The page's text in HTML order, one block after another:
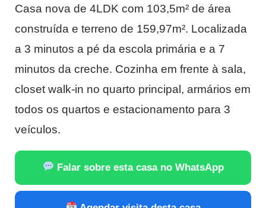
Casa nova de 4LDK com 103,5m² de área
construída e terreno de 159,97m². Localizada
a 3 minutos a pé da escola primária e a 7
minutos da creche. Cozinha em frente à sala,
closet walk-in no quarto principal, armários em
todos os quartos e estacionamento para 3
veículos.
Falar sobre esta casa no WhatsApp